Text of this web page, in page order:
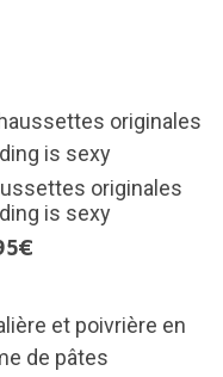
originales
is sexy